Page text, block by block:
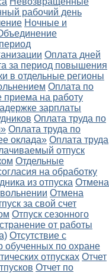
рабочий день
Ночные и
Оплата дней
за период повышения
в отдельные регионы
Оплата по
приема на работу
зарплаты
Оплата труда по
Оплата труда по
оклада» Оплата труда
отпуск
Отдельные
на обработку
из отпуска Отмена
Отмена
за свой счет
Отпуск сезонного
от работы
Отсутствие с
обученных по охране
отпусках Отчет
Отчет по